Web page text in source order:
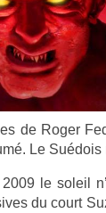
de Roger
Le
le sol­eil
du court